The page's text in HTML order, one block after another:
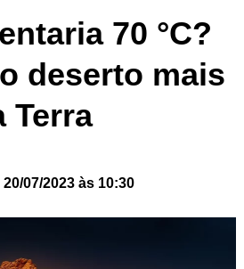
70 °C?
deserto mais
Terra
20/07/2023 às 10:30